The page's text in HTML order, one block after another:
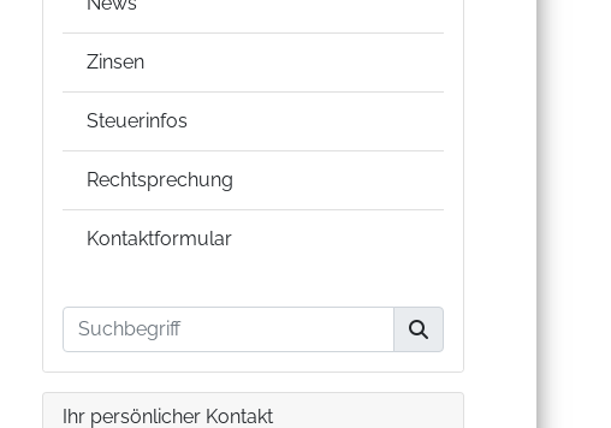
Zinsen
Steuerinfos
Rechtsprechung
Kontaktformular
Ihr persönlicher Kontakt